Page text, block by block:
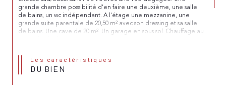
grande chambre possibilité d'en faire une deuxième, une salle
de bains, un wc indépendant. A l'étage une mezzanine, une
grande suite parentale de 20,50 m² avec son dressing et sa salle
de bains. Une cave de 20 m². Un garage en sous sol. Chauffage au
Les caractéristiques
DU BIEN